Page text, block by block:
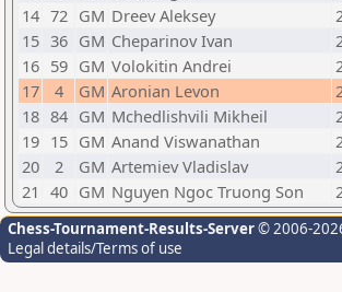
14 72 GM Dreev Aleksey
15 36 GM Cheparinov Ivan
16 59 GM Volokitin Andrei
17
4 GM Aronian Levon
18 84 GM Mchedlishvili Mikheil
19 15 GM Anand Viswanathan
20
2 GM Artemiev Vladislav
21 40 GM Nguyen Ngoc Truong Son
Chess-Tournament-Results-Server© 2006-
Legal details/Terms of use